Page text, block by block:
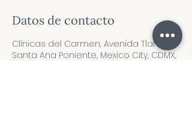
Datos de contacto
Clínicas del Carmen, Avenida Tlahuac,
Santa Ana Poniente, Mexico City, CDMX,